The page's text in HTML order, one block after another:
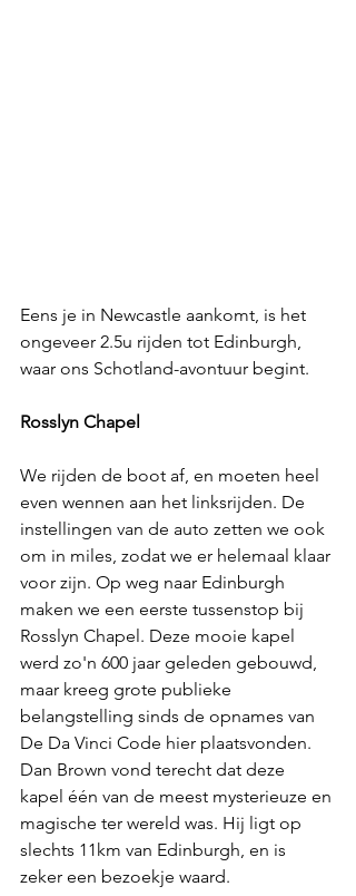
Eens je in Newcastle aankomt, is het
ongeveer 2.5u rijden tot Edinburgh,
waar ons Schotland-avontuur begint.
Rosslyn Chapel
We rijden de boot af, en moeten heel
even wennen aan het linksrijden. De
instellingen van de auto zetten we ook
om in miles, zodat we er helemaal klaar
voor zijn. Op weg naar Edinburgh
maken we een eerste tussenstop bij
Rosslyn Chapel. Deze mooie kapel
werd zo'n 600 jaar geleden gebouwd,
maar kreeg grote publieke
belangstelling sinds de opnames van
De Da Vinci Code hier plaatsvonden.
Dan Brown vond terecht dat deze
kapel één van de meest mysterieuze en
magische ter wereld was. Hij ligt op
slechts 11km van Edinburgh, en is
zeker een bezoekje waard.